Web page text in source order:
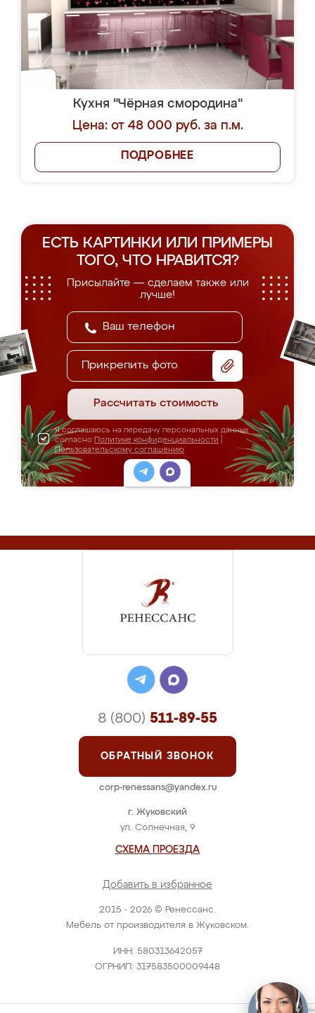
Кухня "Чёрная смородина"
Цена: от 48 000 руб. за п.м.
ПОДРОБНЕЕ
ЕСТЬ КАРТИНКИ ИЛИ ПРИМЕРЫ
ТОГО, ЧТО НРАВИТСЯ?
Присылайте — сделаем также или
лучше!
Прикрепить фото
Рассчитать стоимость
Я соглашаюсь на передачу персональных данных
согласно Политике конфиденциальности
Пользовательскому соглашению
2015 - 2026 © Ренессанс.
Мебель от производителя в Жуковском.
ИНН: 580313642057
ОГРНИП: 317583500009448
г. Жуковский
ул. Солнечная, 9
СХЕМА ПРОЕЗДА
Добавить в избранное
8 (800) 511-89-55
ОБРАТНЫЙ ЗВОНОК
corp-renessans@yandex.ru